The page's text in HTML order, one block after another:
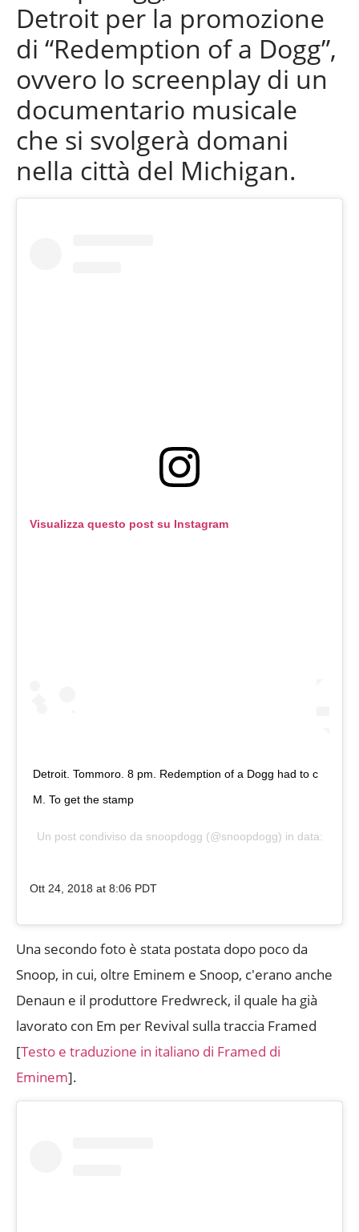
Detroit per la promozione
di “Redemption of a Dogg”,
ovvero lo screenplay di un
documentario musicale
che si svolgerà domani
nella città del Michigan.
Visualizza questo post su Instagram
Detroit. Tommoro. 8 pm. Redemption of a Dogg had to c
M. To get the stamp
Un post condiviso da snoopdogg (@snoopdogg) in data:
Ott 24, 2018 at 8:06 PDT
Una secondo foto è stata postata dopo poco da
Snoop, in cui, oltre Eminem e Snoop, c'erano anche
Denaun e il produttore Fredwreck, il quale ha già
lavorato con Em per Revival sulla traccia Framed
[Testo e traduzione in italiano di Framed di
Eminem].